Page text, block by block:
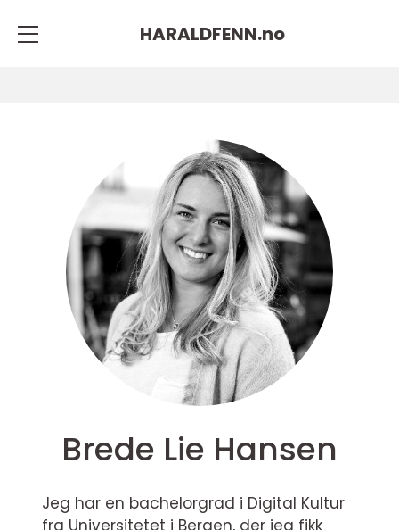
HARALDFENN.no
Brede Lie Hansen
Jeg har en bachelorgrad i Digital Kultur
fra Universitetet i Bergen, der jeg fikk